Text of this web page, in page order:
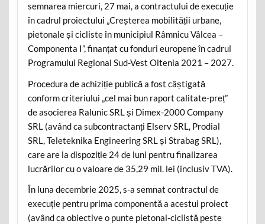
semnarea miercuri, 27 mai, a contractului de execuție
în cadrul proiectului „Creșterea mobilității urbane,
pietonale și cicliste în municipiul Râmnicu Vâlcea –
Componenta I”, finanțat cu fonduri europene în cadrul
Programului Regional Sud-Vest Oltenia 2021 – 2027.
Procedura de achiziție publică a fost câștigată
conform criteriului „cel mai bun raport calitate-preț”
de asocierea Ralunic SRL și Dimex-2000 Company
SRL (având ca subcontractanți Elserv SRL, Prodial
SRL, Teleteknika Engineering SRL și Strabag SRL),
care are la dispoziție 24 de luni pentru finalizarea
lucrărilor cu o valoare de 35,29 mil. lei (inclusiv TVA).
În luna decembrie 2025, s-a semnat contractul de
execuție pentru prima componentă a acestui proiect
(având ca obiective o punte pietonal-ciclistă peste